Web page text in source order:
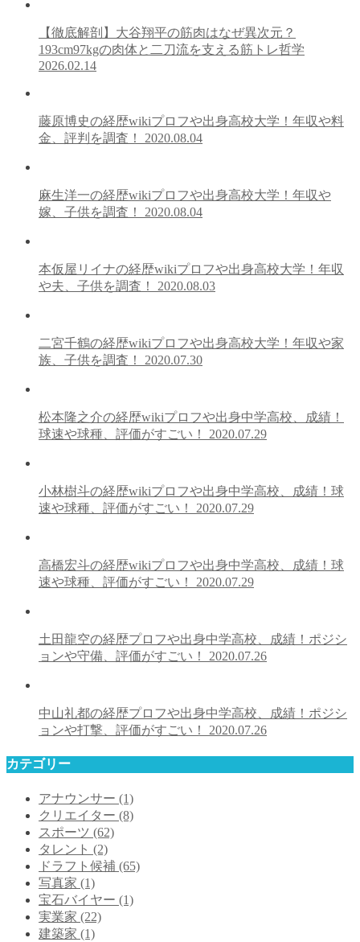
【徹底解剖】大谷翔平の筋肉はなぜ異次元？
193cm97kgの肉体と二刀流を支える筋トレ哲学
2026.02.14
藤原博史の経歴wikiプロフや出身高校大学！年収や料
金、評判を調査！ 2020.08.04
麻生洋一の経歴wikiプロフや出身高校大学！年収や
嫁、子供を調査！ 2020.08.04
本仮屋リイナの経歴wikiプロフや出身高校大学！年収
や夫、子供を調査！ 2020.08.03
二宮千鶴の経歴wikiプロフや出身高校大学！年収や家
族、子供を調査！ 2020.07.30
松本隆之介の経歴wikiプロフや出身中学高校、成績！
球速や球種、評価がすごい！ 2020.07.29
小林樹斗の経歴wikiプロフや出身中学高校、成績！球
速や球種、評価がすごい！ 2020.07.29
高橋宏斗の経歴wikiプロフや出身中学高校、成績！球
速や球種、評価がすごい！ 2020.07.29
土田龍空の経歴プロフや出身中学高校、成績！ポジシ
ョンや守備、評価がすごい！ 2020.07.26
中山礼都の経歴プロフや出身中学高校、成績！ポジシ
ョンや打撃、評価がすごい！ 2020.07.26
カテゴリー
アナウンサー (1)
クリエイター (8)
スポーツ (62)
タレント (2)
ドラフト候補 (65)
写真家 (1)
宝石バイヤー (1)
実業家 (22)
建築家 (1)